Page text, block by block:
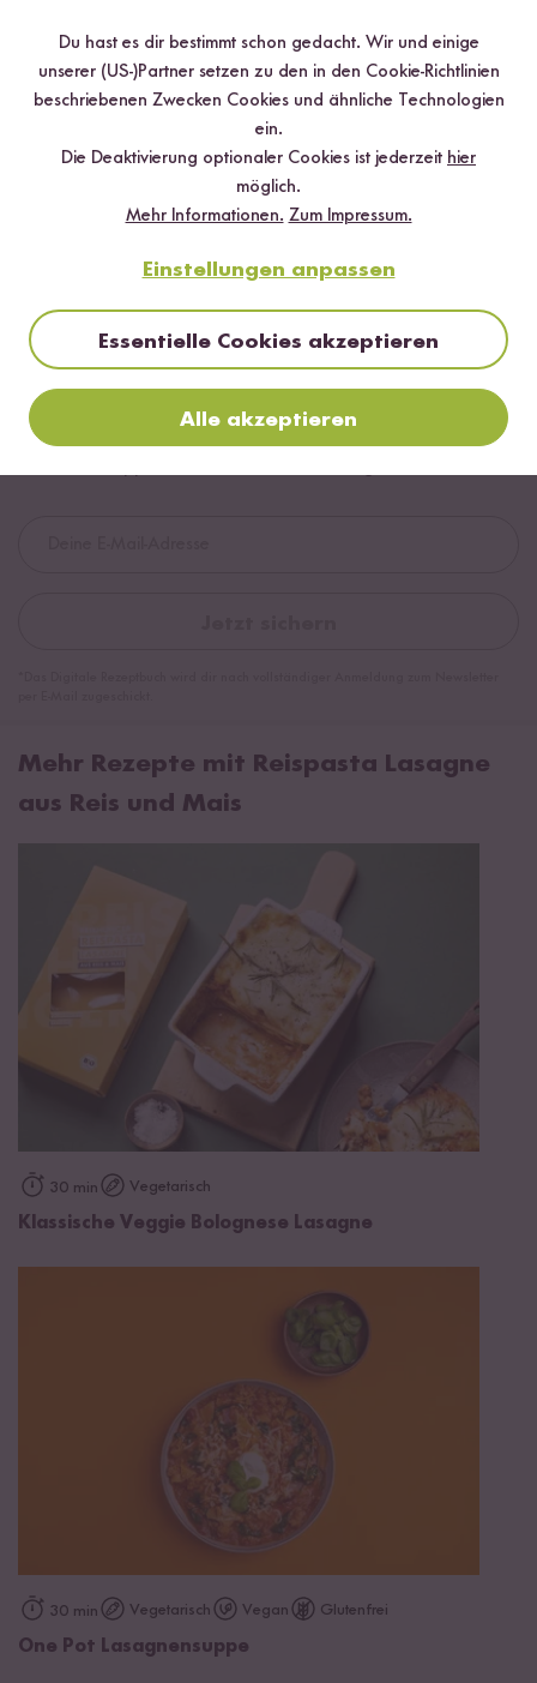
Digitales Rezeptbuch per E-Mail
✔️ 25 leckere Rezepte aus unseren bunten Kochwelten
✔️ Von Sushi über Curry bis hin zu Desserts
Mehr Rezepte mit Reispasta Lasagne
aus Reis und Mais
30 min Vegetarisch
Klassische Veggie Bolognese Lasagne
30 min Vegetarisch Vegan Glutenfrei
One Pot Lasagnensuppe
Du hast es dir bestimmt schon gedacht. Wir und einige
unserer (US-)Partner setzen zu den in den Cookie-Richtlinien
beschriebenen Zwecken Cookies und ähnliche Technologien
ein.
Die Deaktivierung optionaler Cookies ist jederzeit hier
möglich.
Mehr Informationen. Zum Impressum.
Einstellungen anpassen
Essentielle Cookies akzeptieren
Alle akzeptieren